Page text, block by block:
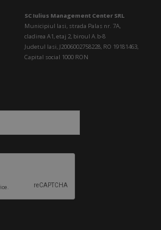
SC Iulius Management Center SRL
Municipiul Iasi, strada Palas nr. 7A,
cladirea A1, etaj 2, biroul A.b-8
Judetul Iasi, J2006002758228, RO 19181463,
Capital social 1000 RON